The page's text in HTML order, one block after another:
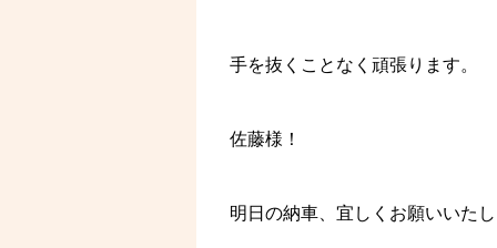
手を抜くことなく頑張ります。
佐藤様！
明日の納車、宜しくお願いいた